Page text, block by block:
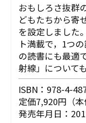
おもしろさ抜群
どもたちから寄
を設定しました
ト満載で，1つ
の読書にも最適
射線」について
ISBN：978-4-
定価7,920円（本
発売年月日：